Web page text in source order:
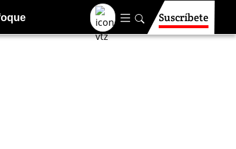
Suscríbete